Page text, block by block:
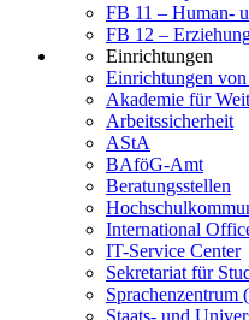
FB 11 – Human-
FB 12 –
Einrichtungen
Einrichtungen
Akademie für
Arbeitssicherheit
AStA
BAföG-Amt
Beratungsstellen
International
IT-Service Center
Sekretariat für
Sprachenzentrum
Staats- und